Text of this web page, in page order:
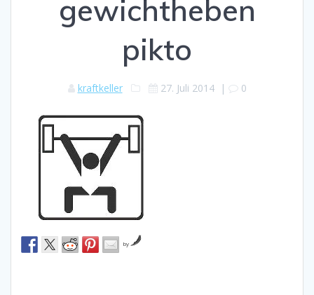
gewichtheben
pikto
kraftkeller 27. Juli 2014| 0
by